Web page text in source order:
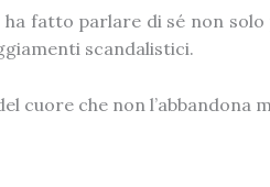
fatto parlare di sé non
scandalistici.
cuore che non l’abbandona